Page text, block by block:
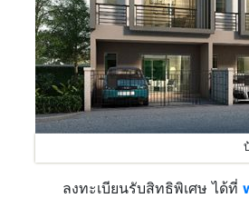
ลงทะเบียนรับสิทธิพิเศษ ได้ที่